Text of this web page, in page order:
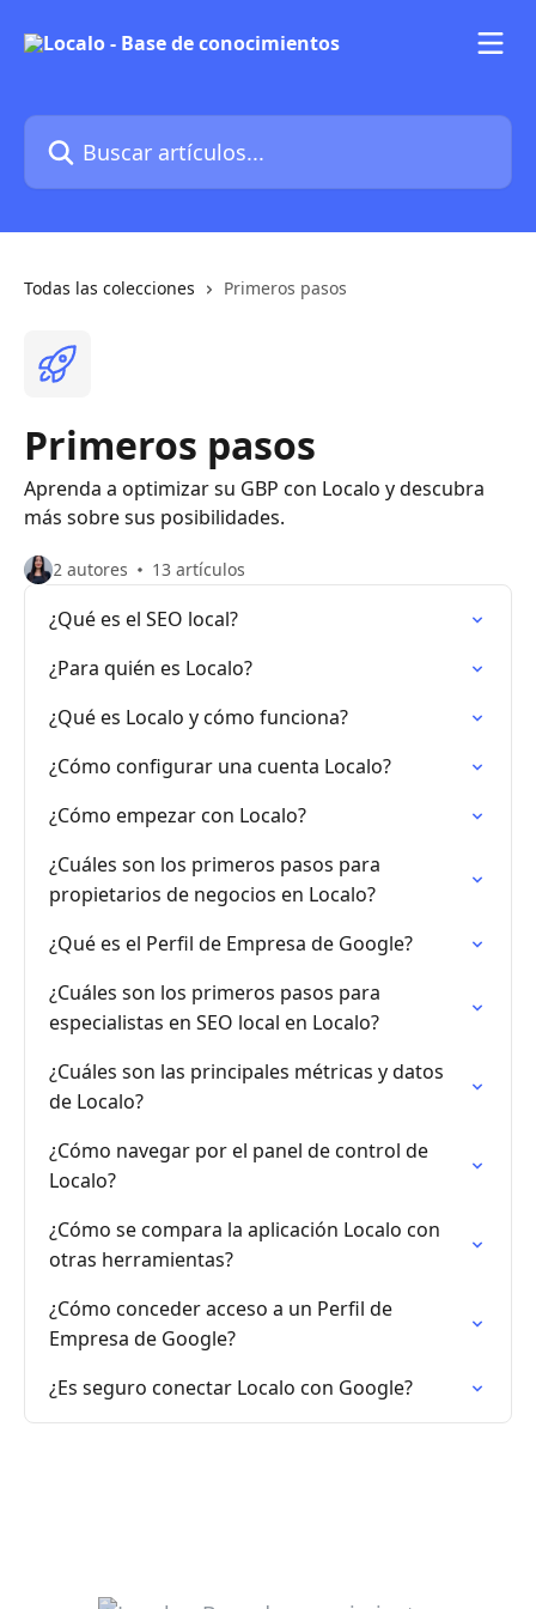
Buscar artículos...
Todas las colecciones Primeros pasos
Primeros pasos
Aprenda a optimizar su GBP con Localo y descubra
más sobre sus posibilidades.
2 autores 13 artículos
¿Qué es el SEO local?
¿Para quién es Localo?
¿Qué es Localo y cómo funciona?
¿Cómo configurar una cuenta Localo?
¿Cómo empezar con Localo?
¿Cuáles son los primeros pasos para
propietarios de negocios en Localo?
¿Qué es el Perfil de Empresa de Google?
¿Cuáles son los primeros pasos para
especialistas en SEO local en Localo?
¿Cuáles son las principales métricas y datos
de Localo?
¿Cómo navegar por el panel de control de
Localo?
¿Cómo se compara la aplicación Localo con
otras herramientas?
¿Cómo conceder acceso a un Perfil de
Empresa de Google?
¿Es seguro conectar Localo con Google?